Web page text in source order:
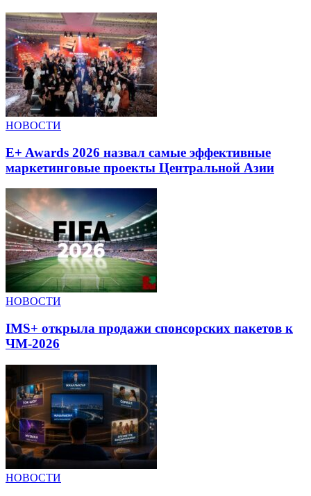
НОВОСТИ
E+ Awards 2026 назвал самые эффективные
маркетинговые проекты Центральной Азии
НОВОСТИ
IMS+ открыла продажи спонсорских пакетов к
ЧМ-2026
НОВОСТИ